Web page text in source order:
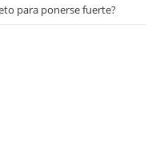
para ponerse fuerte?